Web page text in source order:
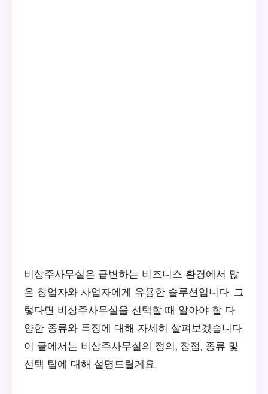
비상주사무실은 급변하는 비즈니스 환경에서 많
은 창업자와 사업자에게 유용한 솔루션입니다. 그
렇다면 비상주사무실을 선택할 때 알아야 할 다
양한 종류와 특징에 대해 자세히 살펴보겠습니다.
이 글에서는 비상주사무실의 정의, 장점, 종류 및
선택 팁에 대해 설명드릴게요.